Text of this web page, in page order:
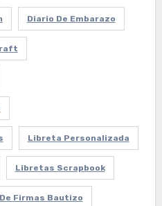
Diario De Embarazo
Libreta Personalizada
Libretas Scrapbook
Firmas Bautizo